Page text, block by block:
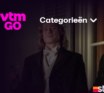
Categorieën